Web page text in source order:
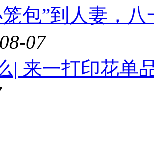
笼包”到人妻，
08-07
| 来一打印花单